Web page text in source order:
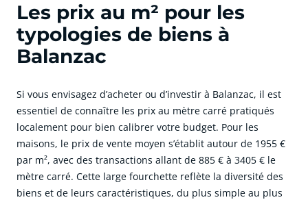
Les prix au m² pour les
typologies de biens à
Balanzac
Si vous envisagez d’acheter ou d’investir à Balanzac, il est
essentiel de connaître les prix au mètre carré pratiqués
localement pour bien calibrer votre budget. Pour les
maisons, le prix de vente moyen s’établit autour de 1955 €
par m², avec des transactions allant de 885 € à 3405 € le
mètre carré. Cette large fourchette reflète la diversité des
biens et de leurs caractéristiques, du plus simple au plus